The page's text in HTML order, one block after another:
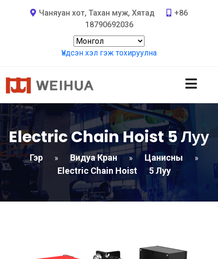
Чаняуан хот, Тахан муж, Хятад
+86
18790692036
Үндсэн хэл гэж тохируулна
Electric Chain Hoist5 Луу
Гэр » Видуа Кран » Цанисны »
Electric Chain Hoist 5 Луу